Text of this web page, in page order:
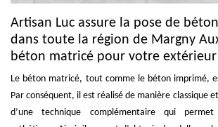
Artisan Luc assure la pose de
dans toute la région de Margny
béton matricé pour votre extérieur
Le béton matricé, tout comme le béton imprimé,
Par conséquent, il est réalisé de manière classique
d’une technique complémentaire qui